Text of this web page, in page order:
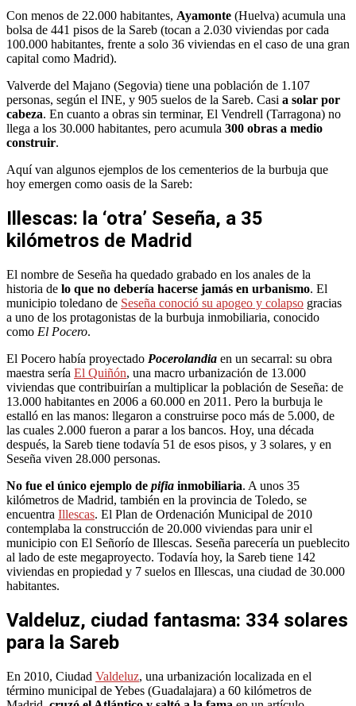
Con menos de 22.000 habitantes, Ayamonte (Huelva) acumula una
bolsa de 441 pisos de la Sareb (tocan a 2.030 viviendas por cada
100.000 habitantes, frente a solo 36 viviendas en el caso de una gran
capital como Madrid).
Valverde del Majano (Segovia) tiene una población de 1.107
personas, según el INE, y 905 suelos de la Sareb. Casi a solar por
cabeza. En cuanto a obras sin terminar, El Vendrell (Tarragona) no
llega a los 30.000 habitantes, pero acumula 300 obras a medio
construir.
Aquí van algunos ejemplos de los cementerios de la burbuja que
hoy emergen como oasis de la Sareb:
Illescas: la ‘otra’ Seseña, a 35
kilómetros de Madrid
El nombre de Seseña ha quedado grabado en los anales de la
historia de lo que no debería hacerse jamás en urbanismo. El
municipio toledano de Seseña conoció su apogeo y colapso gracias
a uno de los protagonistas de la burbuja inmobiliaria, conocido
como El Pocero.
El Pocero había proyectado Pocerolandia en un secarral: su obra
maestra sería El Quiñón, una macro urbanización de 13.000
viviendas que contribuirían a multiplicar la población de Seseña: de
13.000 habitantes en 2006 a 60.000 en 2011. Pero la burbuja le
estalló en las manos: llegaron a construirse poco más de 5.000, de
las cuales 2.000 fueron a parar a los bancos. Hoy, una década
después, la Sareb tiene todavía 51 de esos pisos, y 3 solares, y en
Seseña viven 28.000 personas.
No fue el único ejemplo de pifia inmobiliaria. A unos 35
kilómetros de Madrid, también en la provincia de Toledo, se
encuentra Illescas. El Plan de Ordenación Municipal de 2010
contemplaba la construcción de 20.000 viviendas para unir el
municipio con El Señorío de Illescas. Seseña parecería un pueblecito
al lado de este megaproyecto. Todavía hoy, la Sareb tiene 142
viviendas en propiedad y 7 suelos en Illescas, una ciudad de 30.000
habitantes.
Valdeluz, ciudad fantasma: 334 solares
para la Sareb
En 2010, Ciudad Valdeluz, una urbanización localizada en el
término municipal de Yebes (Guadalajara) a 60 kilómetros de